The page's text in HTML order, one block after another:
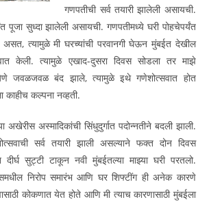
गणपतीची सर्व तयारी झालेली असायची.
पूजा सुध्दा झालेली असायची. गणपतीमध्ये घरी पोहचेपर्यंत
त्यामुळे मी घरच्यांची परवानगी घेऊन मुंबईत देखील
केली. त्यामुळे एखाद-दुसरा दिवस सोडला तर माझे
येणे जवळजवळ बंद झाले, त्यामुळे इथे गणेशोत्सवात होत
काहीच कल्पना नव्हती.
अस्मादिकांची सिंधुदुर्गात पदोन्नतीने बदली झाली.
सर्व तयारी झाली असल्याने फक्त दोन दिवस
दीर्घ सुट्टी टाकून नवी मुंबईतल्या माझ्या घरी परतलो.
निरोप समारंभ आणि घर शिफ्टींग ही अनेक कारणे
कोकणात येत होते आणि मी त्याच कारणासाठी मुंबईला